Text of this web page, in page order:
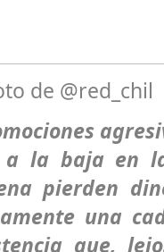
de @red_chil
a la baja en
pierden
una
que,